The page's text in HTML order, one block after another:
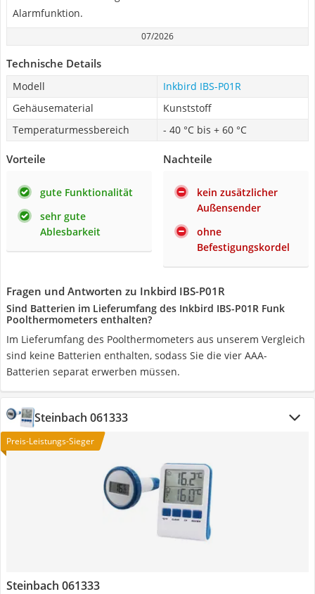
Alarmfunktion.
07/2026
Technische Details
Modell
Inkbird IBS-P01R
Gehäusematerial
Kunststoff
Temperaturmessbereich
- 40 °C bis + 60 °C
Vorteile
gute Funktionalität
sehr gute
Ablesbarkeit
Nachteile
kein zusätzlicher
Außensender
ohne
Befestigungskordel
Fragen und Antworten zu Inkbird IBS-P01R
Sind Batterien im Lieferumfang des Inkbird IBS-P01R Funk
Poolthermometers enthalten?
Im Lieferumfang des Poolthermometers aus unserem Vergleich
sind keine Batterien enthalten, sodass Sie die vier AAA-
Batterien separat erwerben müssen.
Steinbach 061333
Preis-Leistungs-Sieger
Steinbach 061333